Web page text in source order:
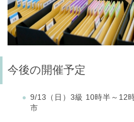
今後の開催予定
9/13（日）3級 10時半～
市